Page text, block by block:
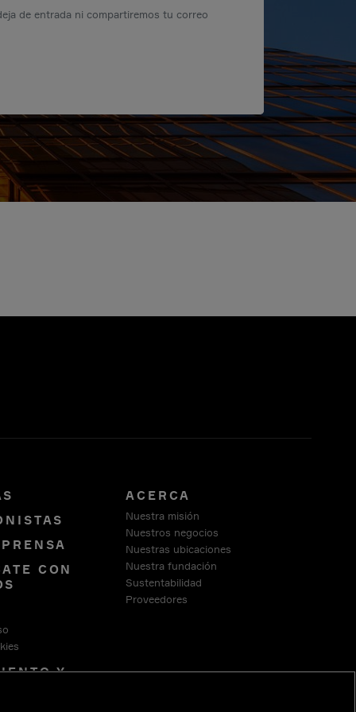
de entrada ni compartiremos tu correo
CON
Y
ACERCA
Nuestra misión
Nuestros negocios
Nuestras ubicaciones
Nuestra fundación
Sustentabilidad
Proveedores